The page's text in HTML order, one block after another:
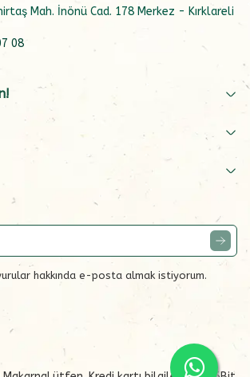
Mah. İnönü Cad. 178 Merkez - Kırklareli
08
hakkında e-posta almak istiyorum.